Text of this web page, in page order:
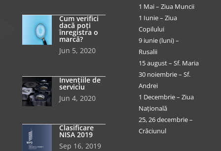
Cum verifici
dacă poți
înregistra o
marcă?
Jun 5, 2020
Invențiile de
serviciu
Jun 4, 2020
Clasificare
NISA 2019
Sep 16, 2019
1 Mai – Ziua Muncii
1 Iunie – Ziua
Copilului
9 iunie (luni) –
Rusalii
15 august – Sf. Maria
30 noiembrie – Sf.
Andrei
1 Decembrie – Ziua
Națională
25, 26 decembrie –
Crăciunul